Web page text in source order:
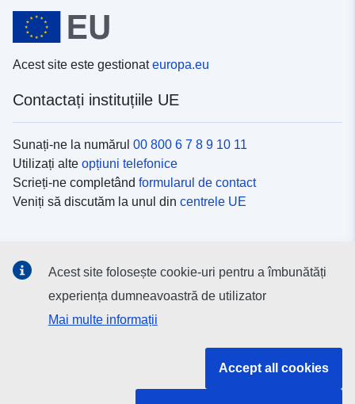
Acest site este gestionateuropa.eu
Contactați instituțiile UE
Sunați-ne la numărul 00 800 6 7 8 9 10 11
Utilizați alte opțiuni telefonice
Scrieți-ne completând formularul de contact
Veniți să discutăm la unul din centrele UE
Descoperiți canalele UEpe rețelele sociale
Instituțiile și organismele UE
Acest site folosește cookie-uri pentru a îmbunătăți
experiența dumneavoastră de utilizator
Mai multe informații
Accept all cookies